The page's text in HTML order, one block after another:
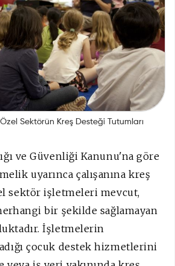
Sektörün Kreş Desteği Tutumları
ve Güvenliği Kanunu'na göre
uyarınca çalışanına kreş
sektör işletmeleri mevcut,
bir şekilde sağlamayan
İşletmelerin
çocuk destek hizmetlerini